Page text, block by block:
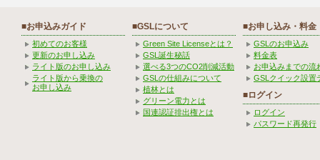
■お申込みガイド
初めてのお客様
更新のお申し込み
ライト版のお申し込み
ライト版から乗換の
お申し込み
■GSLについて
Green Site Licenseとは？
GSL誕生秘話
選べる3つのCO2削減活動
GSLの仕組みについて
植林とは
グリーン電力とは
国連認証排出権とは
■お申し込み・料金
GSLのお申込み
料金表
お申込みまでの流
GSLクイック設置
■ログイン
ログイン
パスワード再発行